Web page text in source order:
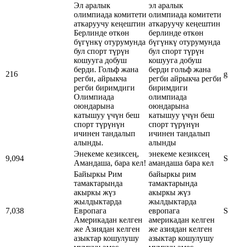
216
Эл аралык
олимпиада комитети
аткаруучу кеңештин
Берлинде өткөн
бүгүнкү отурумунда
бул спорт түрүн
кошууга добуш
берди. Гольф жана
регби, айрыкча
регби биримдиги
Олимпиада
оюндарына
катышуу үчүн беш
спорт түрүнүн
ичинен тандалып
алынды.
эл аралык
олимпиада комитети
аткаруучу кеңештин
берлинде өткөн
бүгүнкү отурумунда
бул спорт түрүн
кошууга добуш
берди гольф жана
регби айрыкча регби
биримдиги
олимпиада
оюндарына
катышуу үчүн беш
спорт түрүнүн
ичинен тандалып
алынды
9,094
Энекеме кезиксең,
Амандаша, бара кел!
энекеме кезиксең
амандаша бара кел
7,038
Байыркы Рим
тамактарында
акыркы жүз
жылдыктарда
Европага
Америкадан келген
же Азиядан келген
азыктар кошулушу
байыркы рим
тамактарында
акыркы жүз
жылдыктарда
европага
америкадан келген
же азиядан келген
азыктар кошулушу